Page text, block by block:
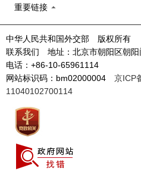
重要链接
中华人民共和国外交部 版权所有
联系我们 地址：北京市朝阳区朝
电话：+86-10-65961114
网站标识码：bm02000004 京ICP
11040102700114